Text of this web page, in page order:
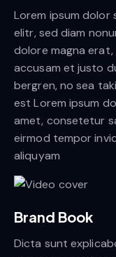
Lorem ipsum
elitr, sed diam
dolore magna
accusam et justo
bergren, no sea
est Lorem ipsum
amet, consetetur
eirmod tempor
aliquyam
Brand Book
Dicta sunt